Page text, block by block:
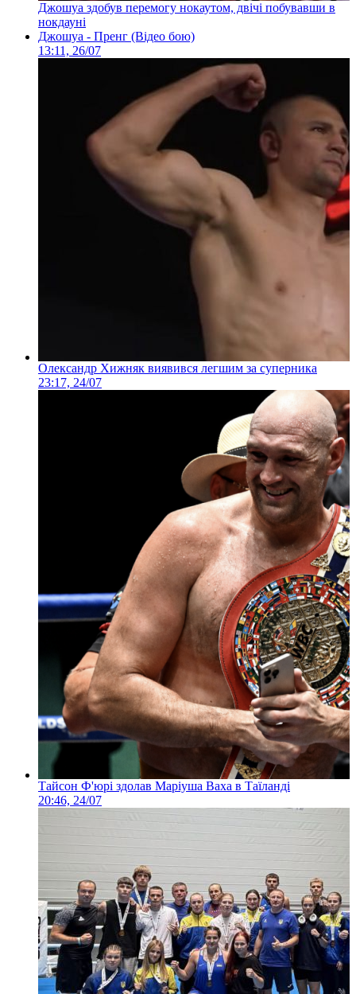
Джошуа здобув перемогу нокаутом, двічі побувавши в
нокдауні
Джошуа - Пренг (Відео бою)
13:11, 26/07
Олександр Хижняк виявився легшим за суперника
23:17, 24/07
Тайсон Ф'юрі здолав Маріуша Ваха в Таїланді
20:46, 24/07